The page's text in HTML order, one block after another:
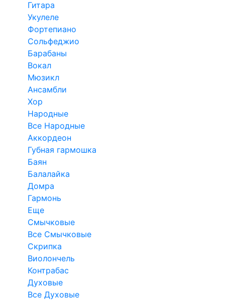
Гитара
Укулеле
Фортепиано
Сольфеджио
Барабаны
Вокал
Мюзикл
Ансамбли
Хор
Народные
Все Народные
Аккордеон
Губная гармошка
Баян
Балалайка
Домра
Гармонь
Еще
Смычковые
Все Смычковые
Скрипка
Виолончель
Контрабас
Духовые
Все Духовые